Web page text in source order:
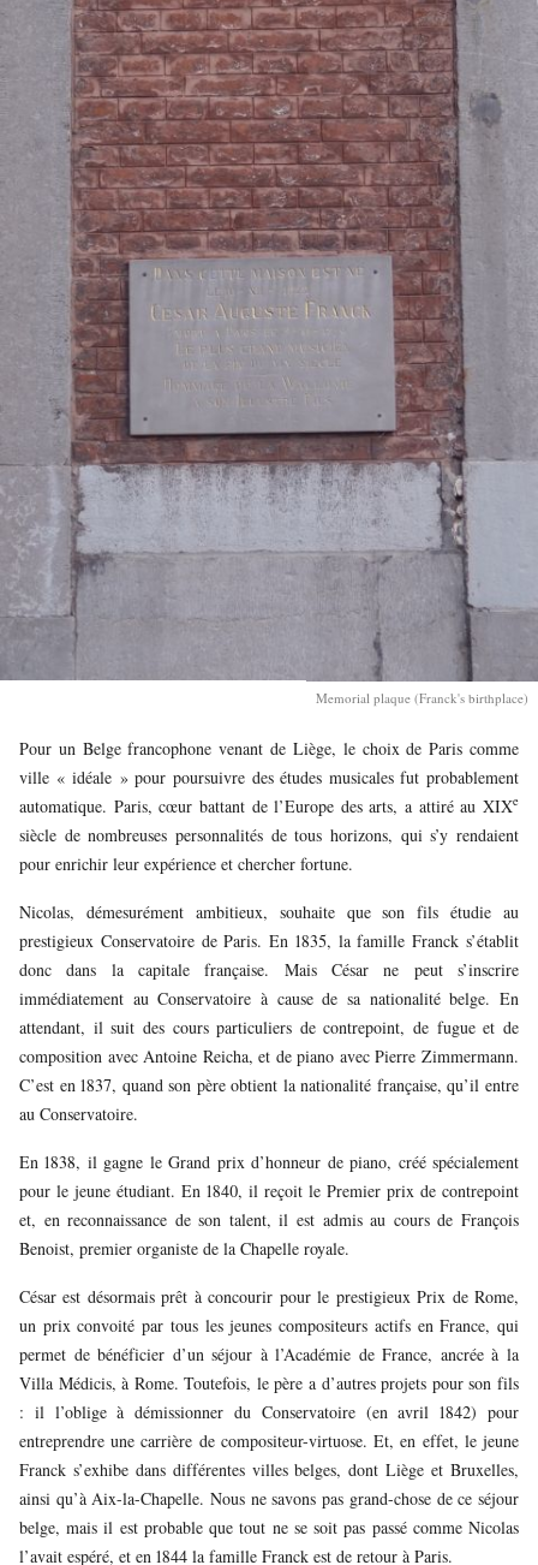
Memorial plaque (Franck's birthplace)
Pour un Belge francophone venant de Liège, le choix de Paris comme
ville « idéale » pour poursuivre des études musicales fut probablement
automatique. Paris, cœur battant de l’Europe des arts, a attiré au XIXe
siècle de nombreuses personnalités de tous horizons, qui s’y rendaient
pour enrichir leur expérience et chercher fortune.
Nicolas, démesurément ambitieux, souhaite que son fils étudie au
prestigieux Conservatoire de Paris. En 1835, la famille Franck s’établit
donc dans la capitale française. Mais César ne peut s’inscrire
immédiatement au Conservatoire à cause de sa nationalité belge. En
attendant, il suit des cours particuliers de contrepoint, de fugue et de
composition avec Antoine Reicha, et de piano avec Pierre Zimmermann.
C’est en 1837, quand son père obtient la nationalité française, qu’il entre
au Conservatoire.
En 1838, il gagne le Grand prix d’honneur de piano, créé spécialement
pour le jeune étudiant. En 1840, il reçoit le Premier prix de contrepoint
et, en reconnaissance de son talent, il est admis au cours de François
Benoist, premier organiste de la Chapelle royale.
César est désormais prêt à concourir pour le prestigieux Prix de Rome,
un prix convoité par tous les jeunes compositeurs actifs en France, qui
permet de bénéficier d’un séjour à l’Académie de France, ancrée à la
Villa Médicis, à Rome. Toutefois, le père a d’autres projets pour son fils
: il l’oblige à démissionner du Conservatoire (en avril 1842) pour
entreprendre une carrière de compositeur-virtuose. Et, en effet, le jeune
Franck s’exhibe dans différentes villes belges, dont Liège et Bruxelles,
ainsi qu’à Aix-la-Chapelle. Nous ne savons pas grand-chose de ce séjour
belge, mais il est probable que tout ne se soit pas passé comme Nicolas
l’avait espéré, et en 1844 la famille Franck est de retour à Paris.